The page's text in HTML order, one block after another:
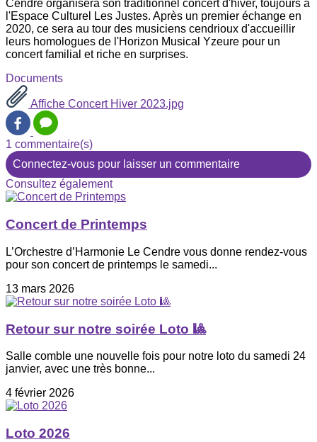
Cendre organisera son traditionnel concert d'hiver, toujours à
l'Espace Culturel Les Justes. Après un premier échange en
2020, ce sera au tour des musiciens cendrioux d'accueillir
leurs homologues de l'Horizon Musical Yzeure pour un
concert familial et riche en surprises.
Documents
Affiche Concert Hiver 2023.jpg
1 commentaire(s)
Connectez-vous pour laisser un commentaire
Consultez également
Concert de Printemps
L’Orchestre d’Harmonie Le Cendre vous donne rendez-vous
pour son concert de printemps le samedi...
13 mars 2026
Retour sur notre soirée Loto 🎱
Salle comble une nouvelle fois pour notre loto du samedi 24
janvier, avec une très bonne...
4 février 2026
Loto 2026